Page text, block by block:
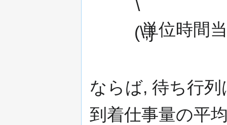
単位時間
ならば, 待ち行
到着仕事量の平